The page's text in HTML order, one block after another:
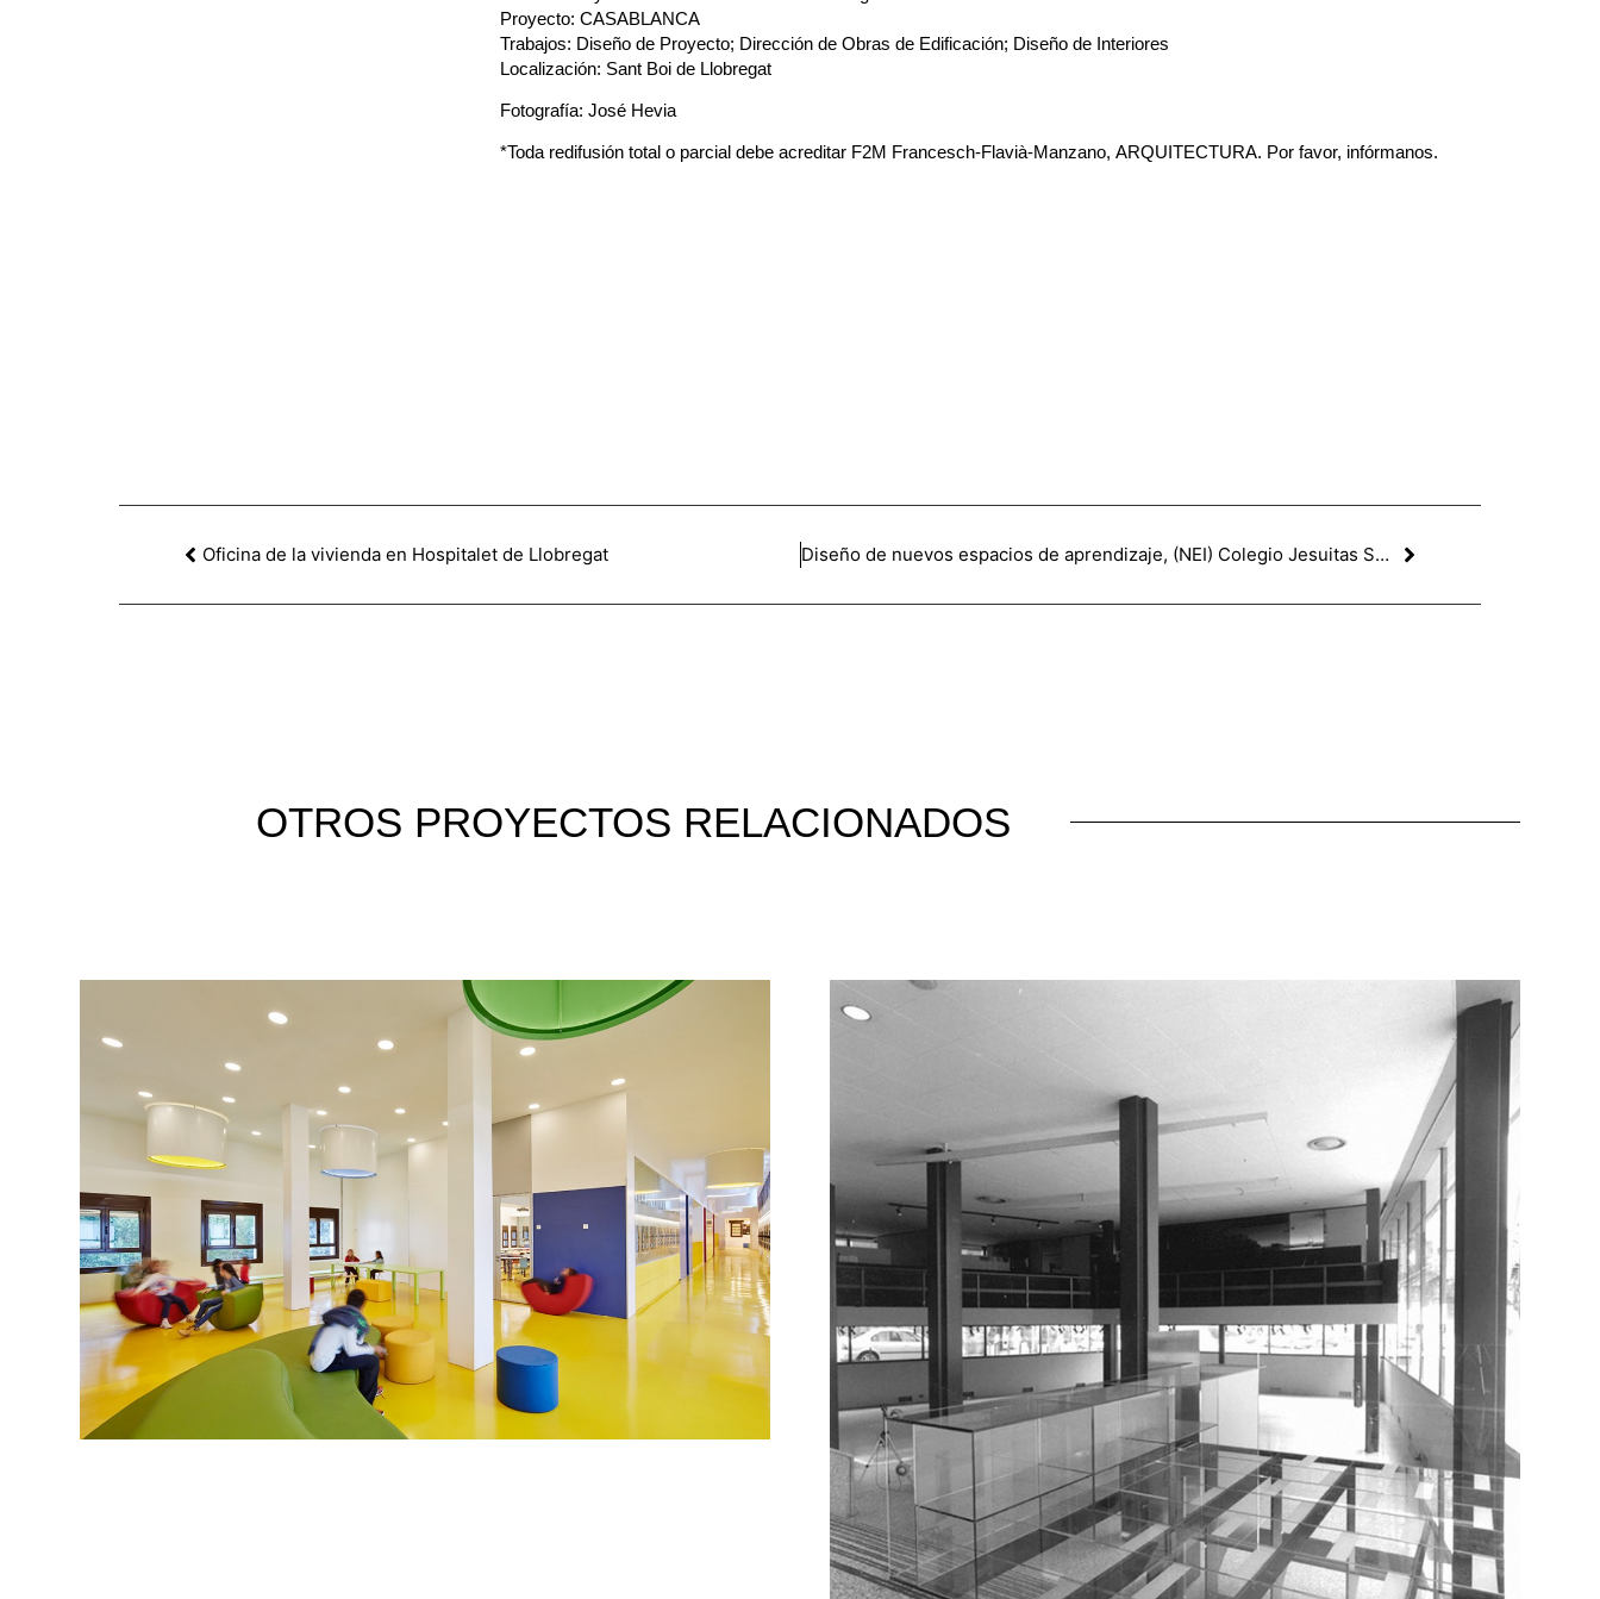
Proyecto: CASABLANCA
Trabajos: Diseño de Proyecto; Dirección de Obras de Edificación; Diseño de Interiores
Localización: Sant Boi de Llobregat
Fotografía: José Hevia
*Toda redifusión total o parcial debe acreditar F2M Francesch-Flavià-Manzano, ARQUITECTURA. Por favor, infórmanos.
Oficina de la vivienda en Hospitalet de Llobregat Diseño de nuevos espacios de aprendizaje, (NEI) Colegio Jesuitas Sant Gervasi
OTROS PROYECTOS RELACIONADOS